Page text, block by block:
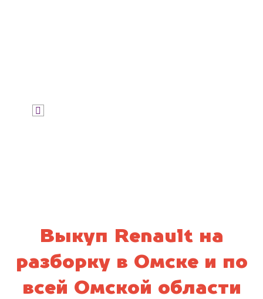
Выкуп Renault на
разборку в Омске и по
всей Омской области